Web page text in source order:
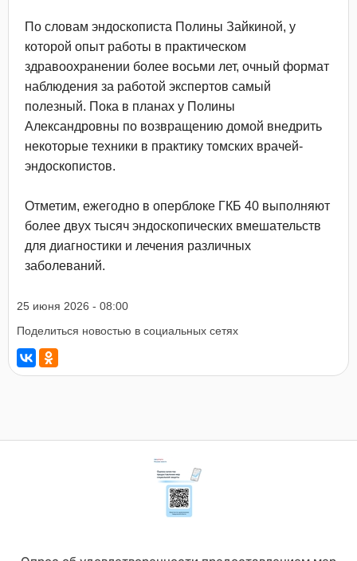
По словам эндоскописта Полины Зайкиной, у
которой опыт работы в практическом
здравоохранении более восьми лет, очный формат
наблюдения за работой экспертов самый
полезный. Пока в планах у Полины
Александровны по возвращению домой внедрить
некоторые техники в практику томских врачей-
эндоскопистов.
Отметим, ежегодно в оперблоке ГКБ 40 выполняют
более двух тысяч эндоскопических вмешательств
для диагностики и лечения различных
заболеваний.
25 июня 2026 - 08:00
Поделиться новостью в социальных сетях